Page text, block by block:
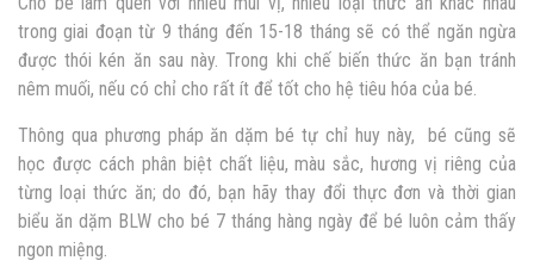
trong giai đoạn từ 9 tháng đến 15-18 tháng sẽ có thể ngăn ngừa
được thói kén ăn sau này. Trong khi chế biến thức ăn bạn tránh
nêm muối, nếu có chỉ cho rất ít để tốt cho hệ tiêu hóa của bé.
Thông qua phương pháp ăn dặm bé tự chỉ huy này, bé cũng sẽ
học được cách phân biệt chất liệu, màu sắc, hương vị riêng của
từng loại thức ăn; do đó, bạn hãy thay đổi thực đơn và thời gian
biểu ăn dặm BLW cho bé 7 tháng hàng ngày để bé luôn cảm thấy
ngon miệng.